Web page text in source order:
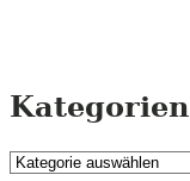
Kategorien
Kategorien